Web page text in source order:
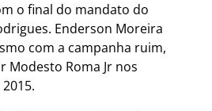
o final do mandato do
Enderson Moreira
com a campanha ruim,
Modesto Roma Jr nos